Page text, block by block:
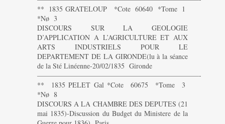
** 1835 GRATELOUP *Cote 60640 *Tome 1
*Nø 3
DISCOURS SUR LA GEOLOGIE
D’APPLICATION A L’AGRICULTURE ET AUX
ARTS INDUSTRIELS POUR LE
DEPARTEMENT DE LA GIRONDE(lu à la séance
de la Sté Linéenne-20/02/1835 Gironde
———————————————————————-
** 1835 PELET Gal *Cote 60675 *Tome 3
*Nø 8
DISCOURS A LA CHAMBRE DES DEPUTES (21
mai 1835)-Discussion du Budget du Ministere de la